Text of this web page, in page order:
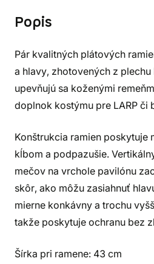
Popis
Pár kvalitných plátových
a hlavy, zhotovených z
upevňujú sa koženými
doplnok kostýmu pre LARP či
Konštrukcia ramien poskytuje
kĺbom a podpazušie.
mečov na vrchole pavilónu
skôr, ako môžu zasiahnuť
mierne konkávny a trochu
takže poskytuje ochranu bez
Šírka pri ramene: 43 cm